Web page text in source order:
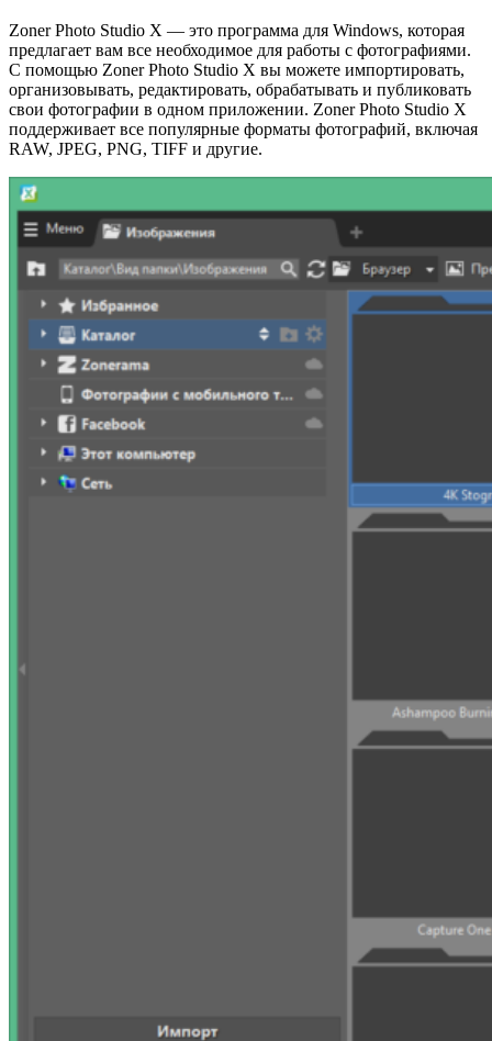
Zoner Photo Studio X — это программа для Windows, которая
предлагает вам все необходимое для работы с фотографиями.
С помощью Zoner Photo Studio X вы можете импортировать,
организовывать, редактировать, обрабатывать и публиковать
свои фотографии в одном приложении. Zoner Photo Studio X
поддерживает все популярные форматы фотографий, включая
RAW, JPEG, PNG, TIFF и другие.